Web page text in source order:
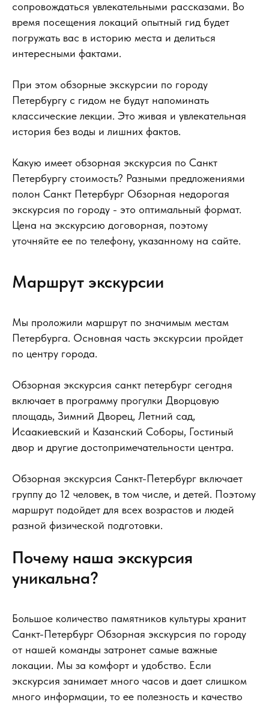
сопровождаться увлекательными рассказами. Во
время посещения локаций опытный гид будет
погружать вас в историю места и делиться
интересными фактами.
При этом обзорные экскурсии по городу
Петербургу с гидом не будут напоминать
классические лекции. Это живая и увлекательная
история без воды и лишних фактов.
Какую имеет обзорная экскурсия по Санкт
Петербургу стоимость? Разными предложениями
полон Санкт Петербург Обзорная недорогая
экскурсия по городу - это оптимальный формат.
Цена на экскурсию договорная, поэтому
уточняйте ее по телефону, указанному на сайте.
Маршрут экскурсии
Мы проложили маршрут по значимым местам
Петербурга. Основная часть экскурсии пройдет
по центру города.
Обзорная экскурсия санкт петербург сегодня
включает в программу прогулки Дворцовую
площадь, Зимний Дворец, Летний сад,
Исаакиевский и Казанский Соборы, Гостиный
двор и другие достопримечательности центра.
Обзорная экскурсия Санкт-Петербург включает
группу до 12 человек, в том числе, и детей. Поэтому
маршрут подойдет для всех возрастов и людей
разной физической подготовки.
Почему наша экскурсия
уникальна?
Большое количество памятников культуры хранит
Санкт-Петербург Обзорная экскурсия по городу
от нашей команды затронет самые важные
локации. Мы за комфорт и удобство. Если
экскурсия занимает много часов и дает слишком
много информации, то ее полезность и качество